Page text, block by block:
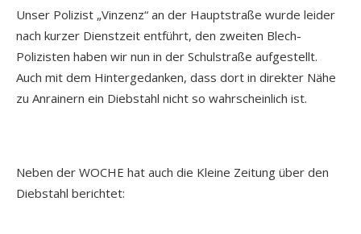
Unser Polizist „Vinzenz“ an der Hauptstraße wurde leider
nach kurzer Dienstzeit entführt, den zweiten Blech-
Polizisten haben wir nun in der Schulstraße aufgestellt.
Auch mit dem Hintergedanken, dass dort in direkter Nähe
zu Anrainern ein Diebstahl nicht so wahrscheinlich ist.
Neben der WOCHE hat auch die Kleine Zeitung über den
Diebstahl berichtet: